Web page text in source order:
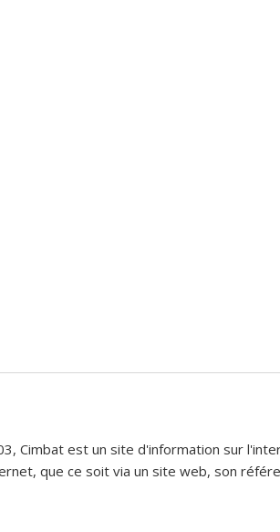
Cimbat est un site d'information sur
que ce soit via un site web, son